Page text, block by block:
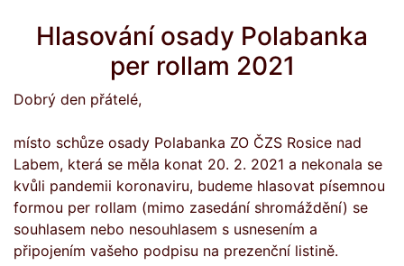
Hlasování osady Polabanka
per rollam 2021
Dobrý den přátelé,
místo schůze osady Polabanka ZO ČZS Rosice nad
Labem, která se měla konat 20. 2. 2021 a nekonala se
kvůli pandemii koronaviru, budeme hlasovat písemnou
formou per rollam (mimo zasedání shromáždění) se
souhlasem nebo nesouhlasem s usnesením a
připojením vašeho podpisu na prezenční listině.